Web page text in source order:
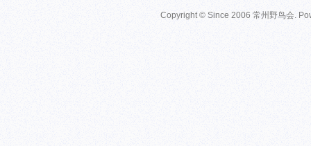
Copyright © Since 2006 常州野鸟会.